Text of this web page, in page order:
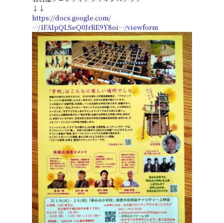
↓↓
https://docs.google.com/
…/1FAIpQLSeQ0JrRE9Y8oi…/viewform